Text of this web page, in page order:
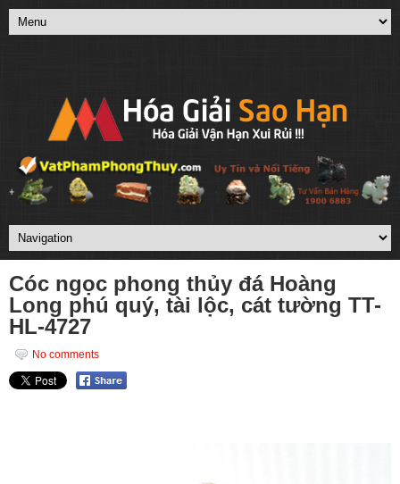
Cóc ngọc phong thủy đá Hoàng
Long phú quý, tài lộc, cát tường TT-
HL-4727
No comments